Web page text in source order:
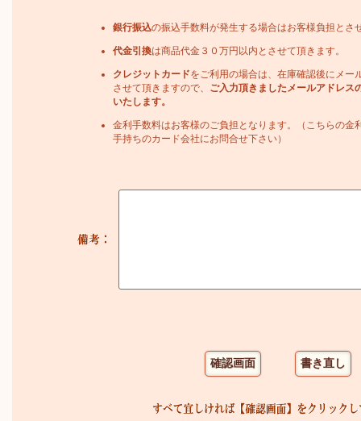
銀行振込の振込手数料が発生する場合はお客様負担とさ
代金引換は商品代金３０万円以内とさせて頂きます。
クレジットカードをご利用の場合は、在庫確認後にメー
させて頂きますので、
ご入力頂きましたメールアドレス
いたします。
金利手数料はお客様のご負担となります。（こちらの金
手持ちのカード会社にお問合せ下さい）